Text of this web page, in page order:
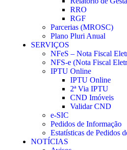
RRO
RGF
Parcerias (MROSC)
Plano Pluri Anual
SERVIÇOS
NFeS – Nota Fiscal
NFS-e (Nota Fiscal
IPTU Online
IPTU Online
2ª Via IPTU
CND Imóveis
Validar CND
e-SIC
Pedidos de Informação
Estatísticas de Pedidos
NOTÍCIAS